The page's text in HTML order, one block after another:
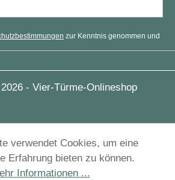
zur Kenntnis genommen und
- Vier-Türme-Onlineshop
verwendet Cookies, um eine
Erfahrung bieten zu können.
Informationen ...